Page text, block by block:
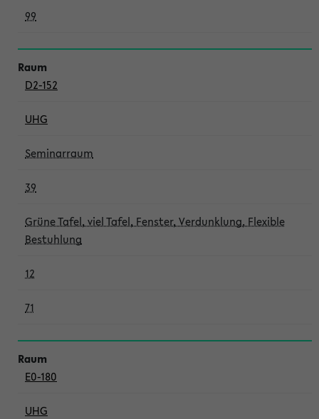
99
D2-152
UHG
Seminarraum
39
Grüne Tafel, viel Tafel, Fenster, Verdunklung, Flexible
Bestuhlung
12
71
E0-180
UHG